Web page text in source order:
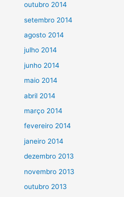
outubro 2014
setembro 2014
agosto 2014
julho 2014
junho 2014
maio 2014
abril 2014
março 2014
fevereiro 2014
janeiro 2014
dezembro 2013
novembro 2013
outubro 2013